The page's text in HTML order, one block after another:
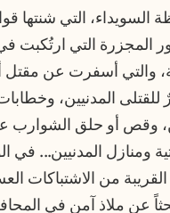
السويداء، التي شنتها
المجزرة التي ارتُكبت
والتي أسفرت عن
المدنيين،
وقص أو حلق الشوارب
ومنازل المدنيين... في
القريبة من الاشتباكات
عن ملاذ آمن في